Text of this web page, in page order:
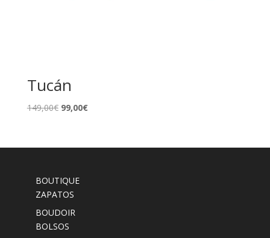
Tucán
149,00€ El
era:
99,00€El
es:
BOUTIQUE
ZAPATOS
BOUDOIR
BOLSOS